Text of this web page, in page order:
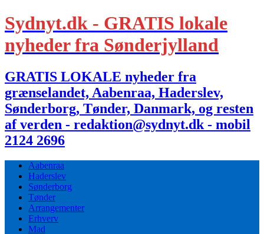
Sydnyt.dk - GRATIS lokale
nyheder fra Sønderjylland
GRATIS LOKALE nyheder fra
grænselandet, Aabenraa, Haderslev,
Sønderborg, Tønder, Danmark, og resten
af verden - redaktion@sydnyt.dk - mobil
2124 2696
Aabenraa
Haderslev
Sønderborg
Tønder
Arrangementer
Erhverv
Mad